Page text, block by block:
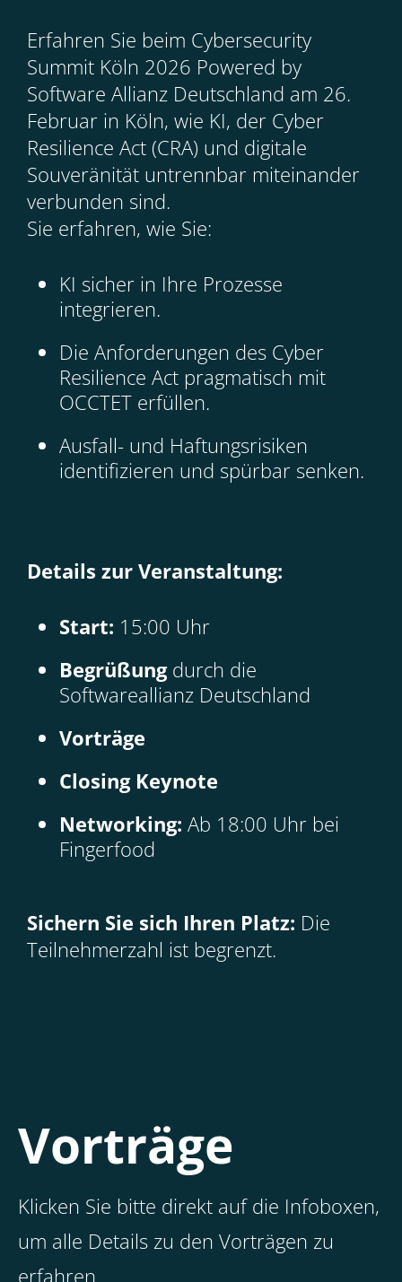
Erfahren Sie beim Cybersecurity
Summit Köln 2026 Powered by
Software Allianz Deutschland am 26.
Februar in Köln, wie KI, der Cyber
Resilience Act (CRA) und digitale
Souveränität untrennbar miteinander
verbunden sind.
Sie erfahren, wie Sie:
KI sicher in Ihre Prozesse
integrieren.
Die Anforderungen des Cyber
Resilience Act pragmatisch mit
OCCTET erfüllen.
Ausfall- und Haftungsrisiken
identifizieren und spürbar senken.
Details zur Veranstaltung:
Start: 15:00 Uhr
Begrüßungdurch die
Softwareallianz Deutschland
Vorträge
Closing Keynote
Networking: Ab 18:00 Uhr bei
Fingerfood
Sichern Sie sich Ihren Platz: Die
Teilnehmerzahl ist begrenzt.
Vorträge
Klicken Sie bitte direkt auf die Infoboxen,
um alle Details zu den Vorträgen zu
erfahren